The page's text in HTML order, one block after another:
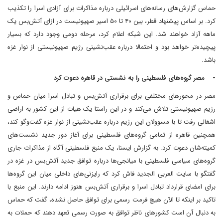
حماس گزارش‌های رسانه‌های اسرائیلی درباره مذاکرات برای آزادی اسرا را تکذیب
کرد. بر اساس پیشنهاد قطر، بین ۴۰ تا ۵۰ اسیر صهیونیست در ازای آتش‌بس یک
ماهه آزاد خواهند شد. این شبکه اعلام کرد، مرحله دومی وجود دارد که بسیار
پیچیده‌تر خواهد بود و احتمالا درباره عقب‌نشینی رژیم صهیونیستی از نوار غزه
باشد.
- مصر گروه‌های فلسطینی را به نشستی در قاهره دعوت کرد
مصر در محورهای مختلفی برای برقراری آتش‌بس و تبادل اسرا میان حماس و
رژیم صهیونیستی تلاش می‌کند و در این راستا یک هیات از این کشور به اراضی
اشغالی رفت تا با مسوولان این رژیم درباره عقب‌نشینی از نوار غزه گفت‌وگو کند،
همچنین قاهره از تمامی گروه‌های فلسطینی برای آغاز دور جدید نشست‌های
کمیته‌شان دعوت کرد. به گزارش ایسنا، یک منبع فلسطینی آگاه از مذاکرات جاری
گروه‌های سیاسی فلسطینی با میانجی‌ها درباره توافق جدید آتش‌بس در غزه در
گفتگو با سایت العربی الجدید فاش کرد که رایزنی‌های داخلی میان این گروه‌ها
برای امضای قرارداد تبادل اسرا و برقراری آتش‌بس هنوز ادامه دارند. این منبع با
تاکید بر اینکه تا الآن هیچ فرمت رسمی برای توافق حاصل نشده، گفت که حماس
به دنبال آن است کشورهای ناظر توافق به صورت رسمی تعهد دهند که حملات به